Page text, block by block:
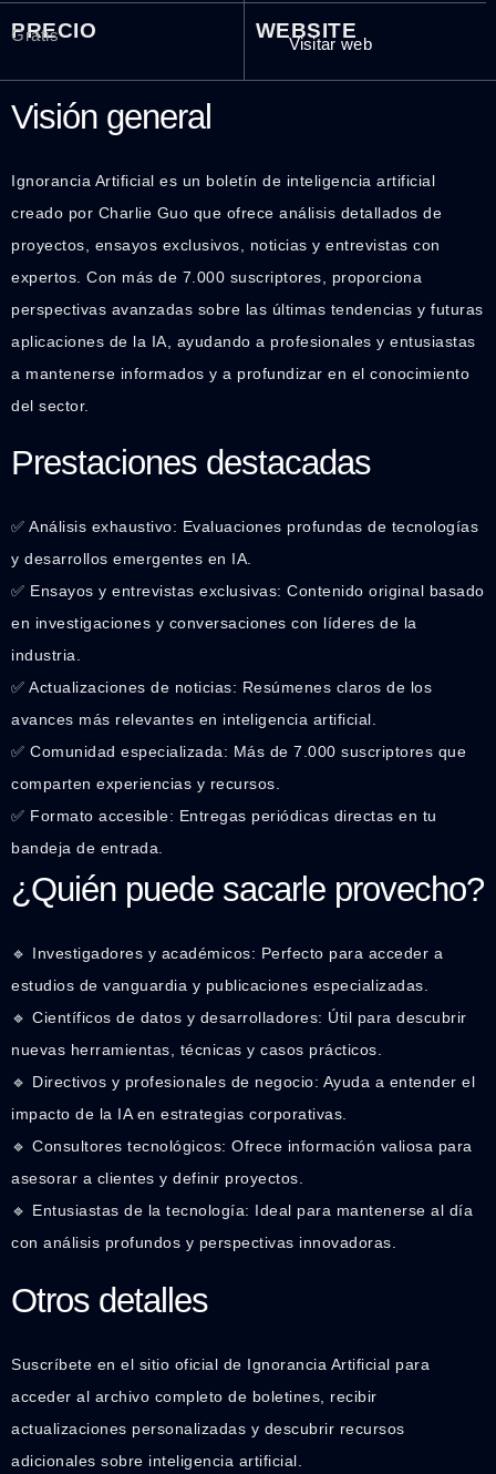
PRECIO
Gratis WEBSITE
Visitar web
Visión general
Ignorancia Artificial es un boletín de inteligencia artificial
creado por Charlie Guo que ofrece análisis detallados de
proyectos, ensayos exclusivos, noticias y entrevistas con
expertos. Con más de 7.000 suscriptores, proporciona
perspectivas avanzadas sobre las últimas tendencias y futuras
aplicaciones de la IA, ayudando a profesionales y entusiastas
a mantenerse informados y a profundizar en el conocimiento
del sector.
Prestaciones destacadas
✅ Análisis exhaustivo: Evaluaciones profundas de tecnologías
y desarrollos emergentes en IA.
✅ Ensayos y entrevistas exclusivas: Contenido original basado
en investigaciones y conversaciones con líderes de la
industria.
✅ Actualizaciones de noticias: Resúmenes claros de los
avances más relevantes en inteligencia artificial.
✅ Comunidad especializada: Más de 7.000 suscriptores que
comparten experiencias y recursos.
✅ Formato accesible: Entregas periódicas directas en tu
bandeja de entrada.
¿Quién puede sacarle provecho?
🔹 Investigadores y académicos: Perfecto para acceder a
estudios de vanguardia y publicaciones especializadas.
🔹 Científicos de datos y desarrolladores: Útil para descubrir
nuevas herramientas, técnicas y casos prácticos.
🔹 Directivos y profesionales de negocio: Ayuda a entender el
impacto de la IA en estrategias corporativas.
🔹 Consultores tecnológicos: Ofrece información valiosa para
asesorar a clientes y definir proyectos.
🔹 Entusiastas de la tecnología: Ideal para mantenerse al día
con análisis profundos y perspectivas innovadoras.
Otros detalles
Suscríbete en el sitio oficial de Ignorancia Artificial para
acceder al archivo completo de boletines, recibir
actualizaciones personalizadas y descubrir recursos
adicionales sobre inteligencia artificial.